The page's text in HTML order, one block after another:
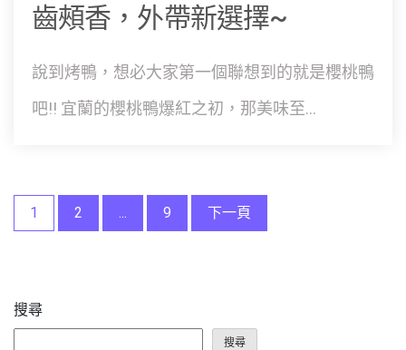
齒頰香，外帶新選擇~
說到烤鴨，想必大家第一個聯想到的就是櫻桃鴨
吧!! 宜蘭的櫻桃鴨爆紅之初，那美味至...
文
頁
1 2 9 下一頁
搜尋
搜尋